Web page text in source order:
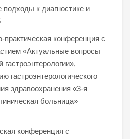
к диагностике и
практическая конференция с
«Актуальные вопросы
гастроэнтерологического
здравоохранения «3-я
больница»
конференция с